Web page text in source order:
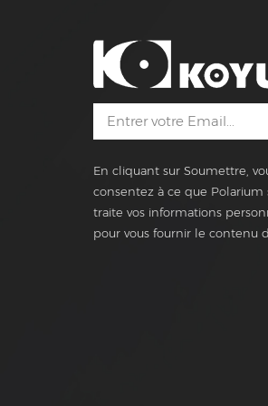
En cliquant sur Soumettre,
consentez à ce que Polarium
traite vos informations
pour vous fournir le contenu